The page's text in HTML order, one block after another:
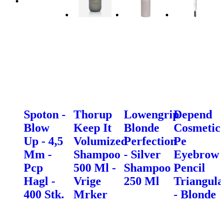
Spoton -
Blow
Up - 4,5
Mm -
Pcp
Hagl -
400 Stk.
Thorup
Keep It
Volumized
Shampoo
500 Ml -
Vrige
Mrker
Lowengrip
Blonde
Perfection
- Silver
Shampoo
250 Ml
Depend
Cosmetic
Pe
Eyebrow
Pencil
- Blonde